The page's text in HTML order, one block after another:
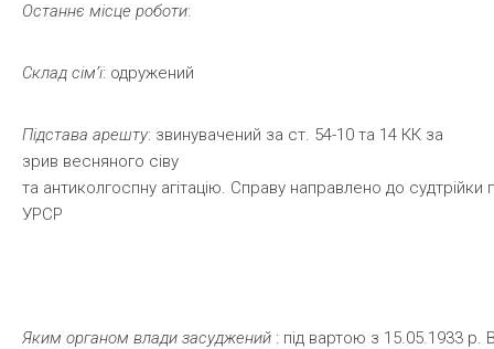
Останнє місце роботи:
Склад сім’ї: одружений
Підстава арешту: звинувачений за ст. 54-10 та 14 КК за
зрив весняного сіву
та антиколгоспну агітацію. Справу направлено до судтрійки
УРСР
Яким органом влади засуджений : під вартою з 15.05.1933 р.